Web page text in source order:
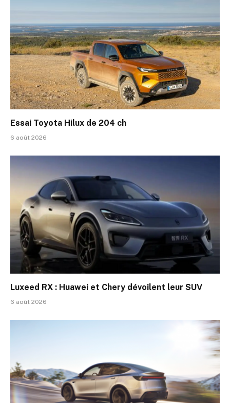
Essai Toyota Hilux de 204 ch
6 août 2026
Luxeed RX : Huawei et Chery dévoilent leur SUV
6 août 2026